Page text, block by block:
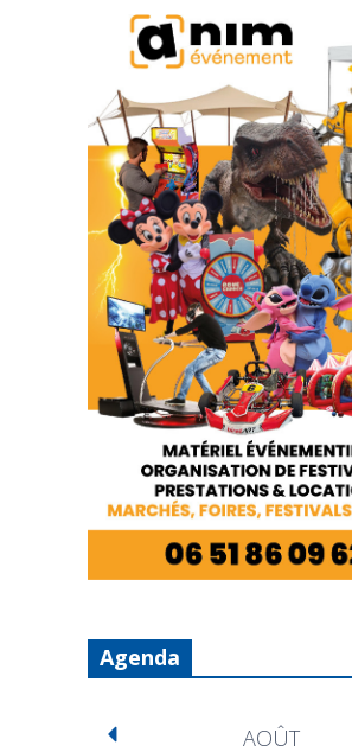
Agenda
AOÛT